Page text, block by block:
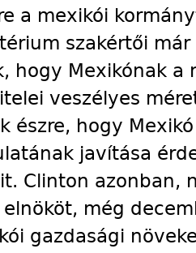
a mexikói
szakértői
hogy Mexikónak a
veszélyes
észre, hogy
javítása
Clinton azonban,
még
gazdasági